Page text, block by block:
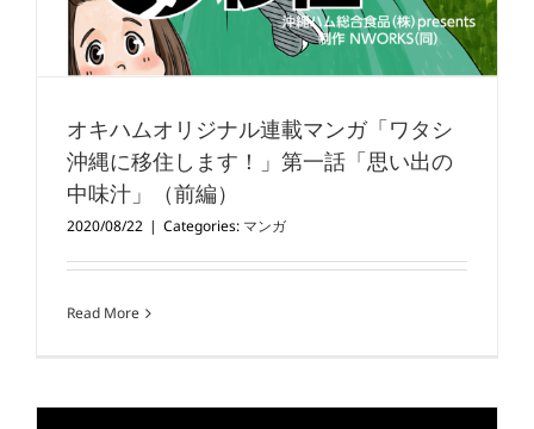
オキハムオリジナル連載マンガ「ワタシ
沖縄に移住します！」第一話「思い出の
中味汁」（前編）
2020/08/22 | Categories: マンガ
Read More